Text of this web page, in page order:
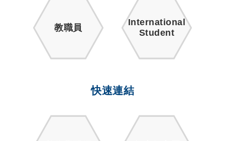
教職員
International
Student
快速連結